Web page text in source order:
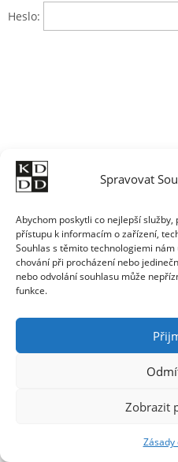
Spravovat
Abychom poskytli co nejlepší
přístupu k informacím o zařízení,
Souhlas s těmito technologiemi
chování při procházení nebo
nebo odvolání souhlasu může
funkce.
Zobrazit
Zásady
Heslo: